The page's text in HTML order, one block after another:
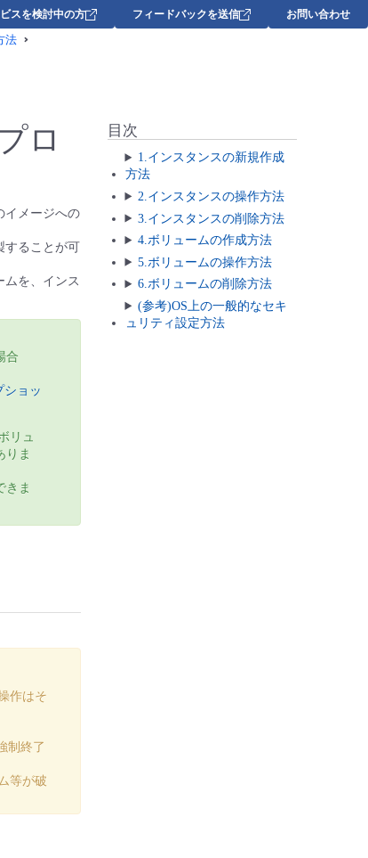
スを検討中の方 フィードバックを送信 お問い合わせ
法
ロ
イメージへの
することが可
ムを、インス
合
ショッ
リュ
りま
きま
作はそ
制終了
等が破
目次
1.インスタンスの新規作成
方法
2.インスタンスの操作方法
3.インスタンスの削除方法
4.ボリュームの作成方法
5.ボリュームの操作方法
6.ボリュームの削除方法
(参考)OS上の一般的なセキ
ュリティ設定方法